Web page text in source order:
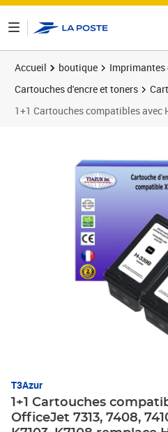
Accueil boutique
Imprimantes
Cartouches d'encre et toners
1+1 Cartouches compatibles avec
T3Azur
1+1 Cartouches
OfficeJet 7313, 7408,